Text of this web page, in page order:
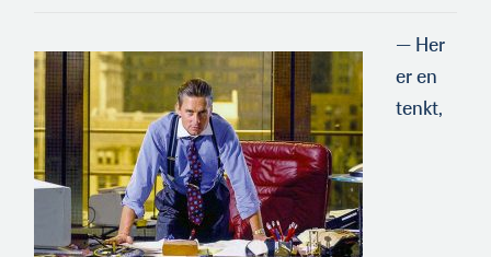
Velferden kommer i veien for bærekraft! Denne uttalelsen
dukket opp under samtalen i den litt trege barkøen etter
middagen på TEKMAR. Hvis det ikke var bærekraften som kom i
veien for velfer­den? Uansett var opphavspersonen høyst
— Her
er en
tenkt,